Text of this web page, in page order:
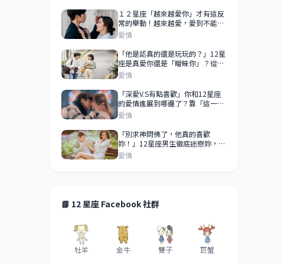
１２星座「越來越愛你」才有這反
常的舉動！越來越愛，愛到不能
「失去」你！
愛情
「他是認真的還是玩玩的？」12星
座是真愛你還是「曖昧你」？從這
些行為就看得出來！
愛情
「深愛V.S有點喜歡」你和12星座
的愛情進展到哪邊了？靠「這一
點」來判斷！
愛情
「別求神問佛了，他真的喜歡
妳！」12星座男生徹底迷戀妳，才
會有「這4個」反常行為！
愛情
📘 12 星座 Facebook 社群
牡羊 金牛 雙子 巨蟹